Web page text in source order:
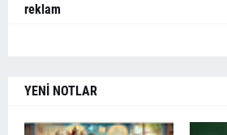
reklam
YENİ NOTLAR